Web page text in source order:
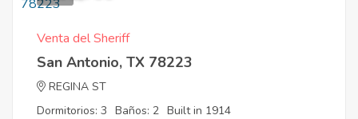
Venta del Sheriff
San Antonio, TX 78223
REGINA ST
Dormitorios: 3 Baños: 2 Built in 1914